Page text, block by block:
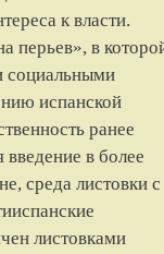
к власти.
перьев», в
социальными
испанской
ранее
в более
среда листовки с
листовками